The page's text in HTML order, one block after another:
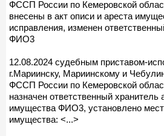
ФССП России по Кемеровской
внесены в акт описи и ареста
исправления, изменен
ФИО3
12.08.2024 судебным приставом-
г.Мариинску, Мариинскому и
ФССП России по Кемеровской
назначен ответственный хранитель
имущества ФИО3, установлено
имущества: <...>